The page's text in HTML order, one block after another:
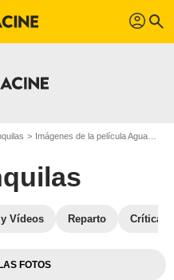
profil search
Imágenes de la película Aguas tranquilas
Vídeos Reparto Críticas
FOTOS